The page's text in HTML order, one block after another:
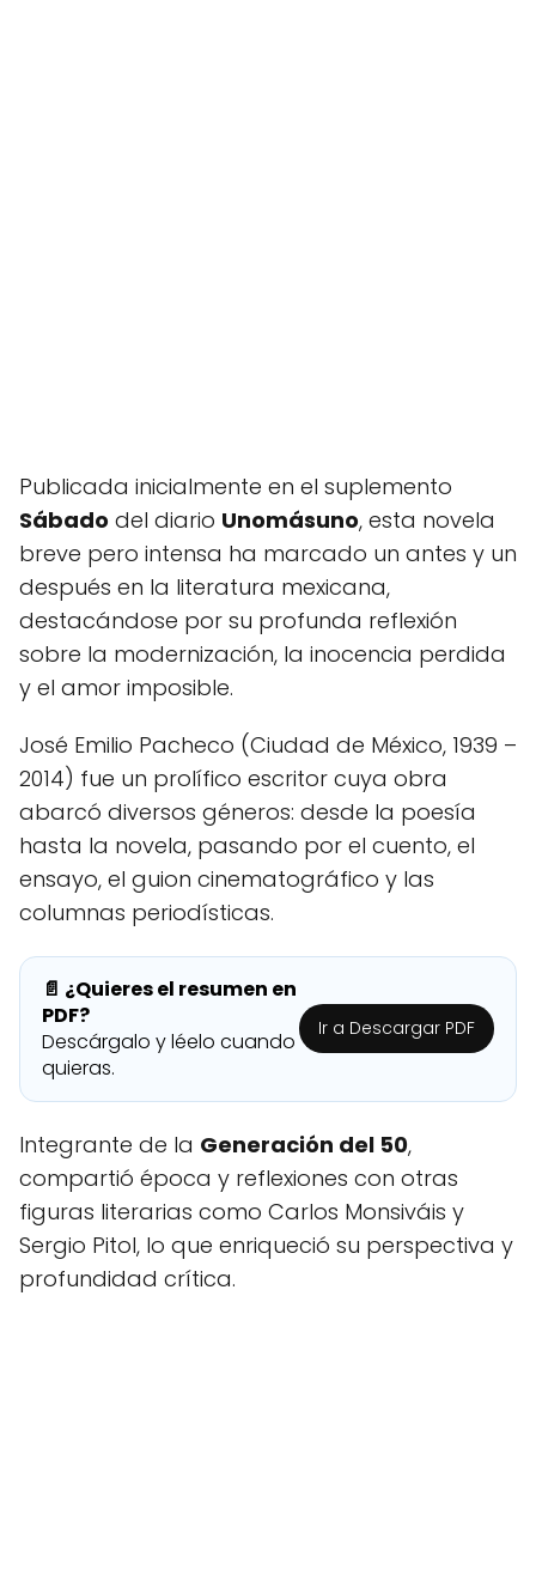
Publicada inicialmente en el suplemento
Sábado del diario Unomásuno, esta novela
breve pero intensa ha marcado un antes y un
después en la literatura mexicana,
destacándose por su profunda reflexión
sobre la modernización, la inocencia perdida
y el amor imposible.
José Emilio Pacheco (Ciudad de México, 1939 –
2014) fue un prolífico escritor cuya obra
abarcó diversos géneros: desde la poesía
hasta la novela, pasando por el cuento, el
ensayo, el guion cinematográfico y las
columnas periodísticas.
📄 ¿Quieres el resumen en
PDF?
Descárgalo y léelo cuando
quieras.
Ir a Descargar PDF
Integrante de la Generación del 50,
compartió época y reflexiones con otras
figuras literarias como Carlos Monsiváis y
Sergio Pitol, lo que enriqueció su perspectiva y
profundidad crítica.